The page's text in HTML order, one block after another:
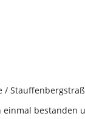
einmal